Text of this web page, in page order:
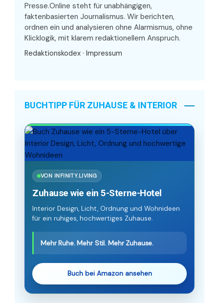
Presse.Online steht für unabhängigen,
faktenbasierten Journalismus. Wir berichten,
ordnen ein und analysieren ohne Alarmismus, ohne
Klicklogik, mit klarem redaktionellem Anspruch.
Redaktionskodex · Impressum
BUCHTIPP FÜR ZUHAUSE & INTERIOR
VON INFINITY.LIVING
Zuhause wie ein 5-Sterne-Hotel
Interior Design, Licht, Ordnung und Wohnideen
für ein ruhiges, hochwertiges Zuhause.
Mehr Ruhe. Mehr Stil. Mehr Zuhause.
Buch bei Amazon ansehen